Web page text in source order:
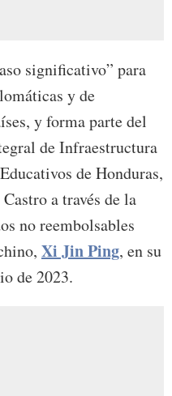
significativo” para
y de
y forma parte del
de Infraestructura
de Honduras,
a través de la
no reembolsables
Xi Jin Ping, en su
de 2023.